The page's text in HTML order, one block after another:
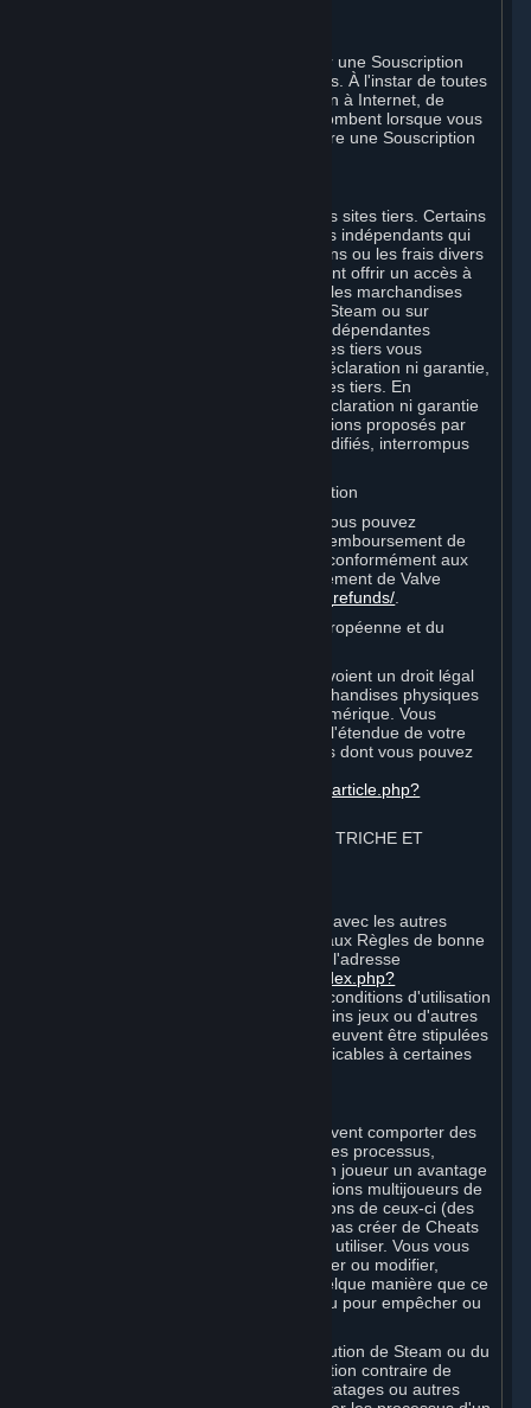
Dans certains cas, Valve peut proposer une Souscription
gratuite à certains Contenus et Services. À l'instar de toutes
les Souscriptions, les frais de connexion à Internet, de
téléphone et autre connexion vous incombent lorsque vous
utilisez Steam, même lorsque Valve offre une Souscription
Steam peut proposer des liens vers des sites tiers. Certains
de ces sites peuvent percevoir des frais indépendants qui
ne sont pas inclus dans les Souscriptions ou les frais divers
payables à Valve. Steam peut également offrir un accès à
des fournisseurs tiers dont le contenu, les marchandises
et/ou les services sont disponibles sur Steam ou sur
Internet. Tous les frais ou obligations indépendantes
encourues lors de vos relations avec ces tiers vous
incombent. Valve ne formule aucune déclaration ni garantie,
expresse ou tacite, vis-à-vis desdits sites tiers. En
particulier, Valve ne formule aucune déclaration ni garantie
selon laquelle les services ou souscriptions proposés par
les fournisseurs tiers ne seront pas modifiés, interrompus
I. Remboursements et droit de rétractation
Sans préjudice aux droits légaux que vous pouvez
posséder, vous pouvez demander un remboursement de
vos commandes ou achats sur Steam conformément aux
conditions de la politique de remboursement de Valve
http://store.steampowered.com/steam_refunds/
Pour les consommateurs de l'Union européenne et du
Les droits européen et britannique prévoient un droit légal
pour annuler certains contrats de marchandises physiques
et pour les commandes de contenu numérique. Vous
pouvez trouver plus d'informations sur l'étendue de votre
droit légal de rétractation et les moyens dont vous pouvez
https://support.steampowered.com/kb_article.php?
4. COMPORTEMENT SUR INTERNET, TRICHE ET
Votre conduite en ligne et vos rapports avec les autres
Souscripteurs doivent être conformes aux Règles de bonne
conduite en ligne Steam, disponibles à l'adresse
http://steampowered.com/index.php?
. En fonction des conditions d'utilisation
stipulées par les tiers hébergeant certains jeux ou d'autres
services, des règles supplémentaires peuvent être stipulées
par les Conditions de Souscription applicables à certaines
Steam et les Contenus et Services peuvent comporter des
fonctionnalités conçues pour identifier les processus,
logiciels ou matériels qui confèrent à un joueur un avantage
compétitif injuste lorsqu'il joue aux versions multijoueurs de
Contenus ou Services ou de modifications de ceux-ci (des
« Cheats »). Vous vous engagez à ne pas créer de Cheats
ni à aider les autres à en créer ou à en utiliser. Vous vous
engagez à ne pas désactiver, contourner ou modifier,
directement ou indirectement et de quelque manière que ce
soit, le fonctionnement du logiciel conçu pour empêcher ou
Vous acceptez de ne pas altérer l'exécution de Steam ou du
Contenu et des Services, sauf autorisation contraire de
Valve. L'utilisation de Cheats, mods, piratages ou autres